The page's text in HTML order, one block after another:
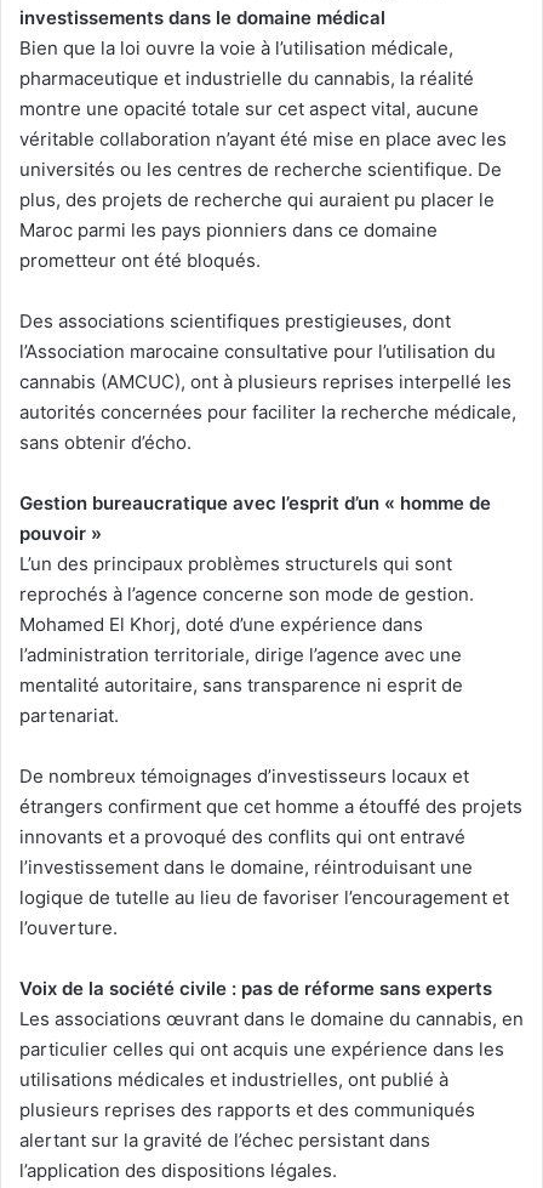
investissements dans le domaine médical
Bien que la loi ouvre la voie à l’utilisation médicale,
pharmaceutique et industrielle du cannabis, la réalité
montre une opacité totale sur cet aspect vital, aucune
véritable collaboration n’ayant été mise en place avec les
universités ou les centres de recherche scientifique. De
plus, des projets de recherche qui auraient pu placer le
Maroc parmi les pays pionniers dans ce domaine
prometteur ont été bloqués.
Des associations scientifiques prestigieuses, dont
l’Association marocaine consultative pour l’utilisation du
cannabis (AMCUC), ont à plusieurs reprises interpellé les
autorités concernées pour faciliter la recherche médicale,
sans obtenir d’écho.
Gestion bureaucratique avec l’esprit d’un « homme de
pouvoir »
L’un des principaux problèmes structurels qui sont
reprochés à l’agence concerne son mode de gestion.
Mohamed El Khorj, doté d’une expérience dans
l’administration territoriale, dirige l’agence avec une
mentalité autoritaire, sans transparence ni esprit de
partenariat.
De nombreux témoignages d’investisseurs locaux et
étrangers confirment que cet homme a étouffé des projets
innovants et a provoqué des conflits qui ont entravé
l’investissement dans le domaine, réintroduisant une
logique de tutelle au lieu de favoriser l’encouragement et
l’ouverture.
Voix de la société civile : pas de réforme sans experts
Les associations œuvrant dans le domaine du cannabis, en
particulier celles qui ont acquis une expérience dans les
utilisations médicales et industrielles, ont publié à
plusieurs reprises des rapports et des communiqués
alertant sur la gravité de l’échec persistant dans
l’application des dispositions légales.